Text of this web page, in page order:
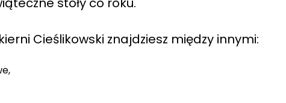
Cieślikowski znajdziesz między innymi: